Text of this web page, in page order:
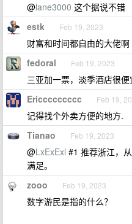
@lane3000 这个据说不错
estk Feb 19, 2023
财富和时间都自由的大佬啊
fedoral Feb 19, 2023
三亚加一票，淡季酒店很
Ericcccccccc Feb 19,
记得找个外卖方便的地方.
Tianao Feb 19, 2023
@LxExExl #1 推荐浙江，
满足。
zooo Feb 19, 2023
数字游民是指的什么？